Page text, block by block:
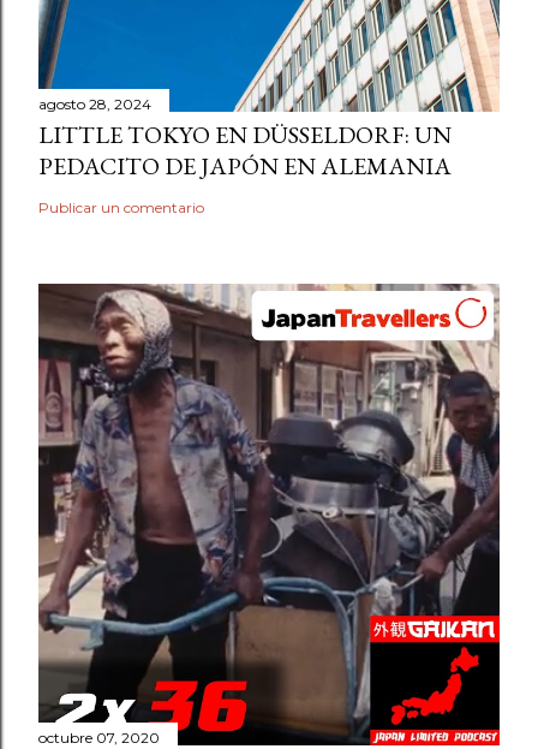
agosto 28, 2024
LITTLE TOKYO EN DÜSSELDORF: UN
PEDACITO DE JAPÓN EN ALEMANIA
Publicar un comentario
octubre 07, 2020